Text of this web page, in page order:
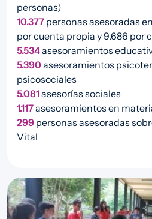
personas)
10.377 personas asesoradas
por cuenta propia y 9.686 por
5.534asesoramientos
5.390asesoramientos
psicosociales
5.081asesorías sociales
1.117asesoramientos en
299 personas asesoradas
Vital
Imagen